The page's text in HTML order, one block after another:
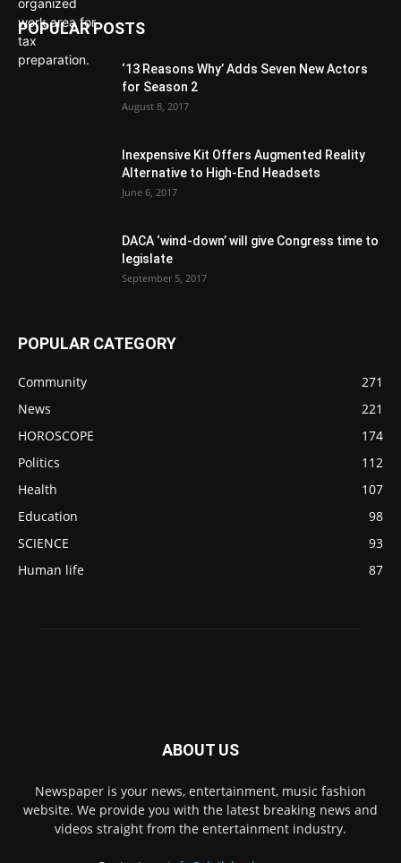
POPULAR POSTS
‘13 Reasons Why’ Adds Seven New Actors
for Season 2
August 8, 2017
Inexpensive Kit Offers Augmented Reality
Alternative to High-End Headsets
June 6, 2017
DACA ‘wind-down’ will give Congress time to
legislate
September 5, 2017
POPULAR CATEGORY
Community
271
News
221
HOROSCOPE
174
Politics
112
Health
107
Education
98
SCIENCE
93
Human life
87
ABOUT US
Newspaper is your news, entertainment, music fashion
website. We provide you with the latest breaking news and
videos straight from the entertainment industry.